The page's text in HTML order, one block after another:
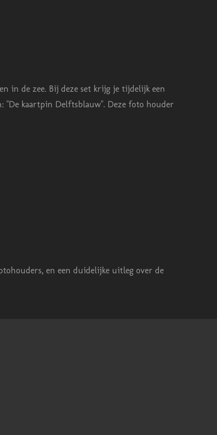
in de zee. Bij deze set krijg je tijdelijk een
"De kaartpin Delftsblauw". Deze foto houder
en een duidelijke uitleg over de